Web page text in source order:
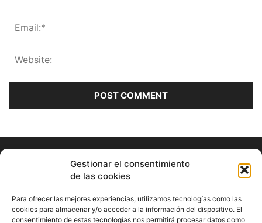
Gestionar el consentimiento
de las cookies
Para ofrecer las mejores experiencias, utilizamos tecnologías como las
cookies para almacenar y/o acceder a la información del dispositivo. El
consentimiento de estas tecnologías nos permitirá procesar datos como